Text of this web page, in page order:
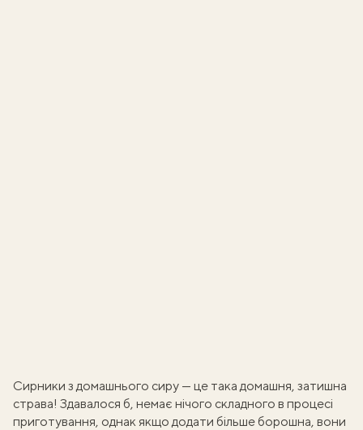
Сирники з домашнього сиру — це така домашня, затишна
страва! Здавалося б, немає нічого складного в процесі
приготування, однак якщо додати більше борошна, вони